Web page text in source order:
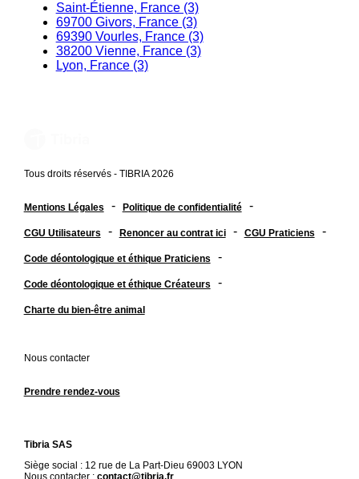
Saint-Étienne, France (3)
69700 Givors, France (3)
69390 Vourles, France (3)
38200 Vienne, France (3)
Lyon, France (3)
Tous droits réservés - TIBRIA 2026
Mentions Légales - Politique de confidentialité -
CGU Utilisateurs - Renoncer au contrat ici - CGU Praticiens -
Code déontologique et éthique Praticiens -
Code déontologique et éthique Créateurs -
Charte du bien-être animal
Nous contacter
Prendre rendez-vous
Tibria SAS
Siège social : 12 rue de La Part-Dieu 69003 LYON